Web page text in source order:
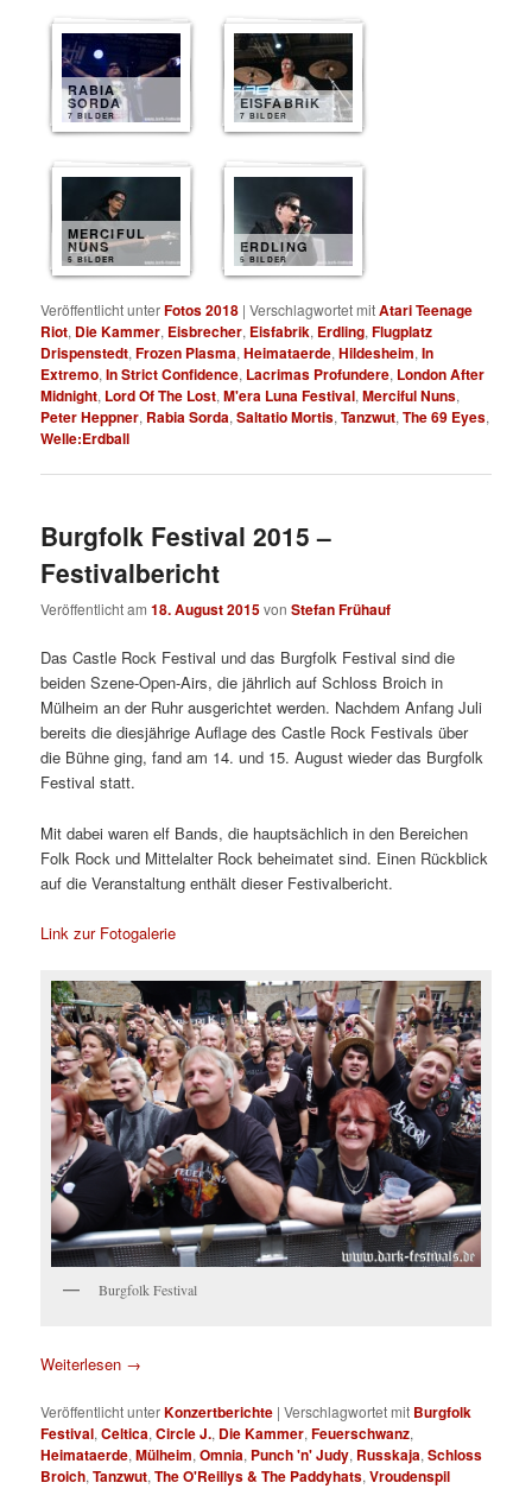
RABIA
SORDA
7 BILDER
EISFABRIK
7 BILDER
MERCIFUL
NUNS
5 BILDER
ERDLING
5 BILDER
Veröffentlicht unterFotos 2018 |Verschlagwortet mitAtari Teenage
Riot, Die Kammer, Eisbrecher, Eisfabrik, Erdling,Flugplatz
Drispenstedt,Frozen Plasma,Heimataerde,Hildesheim,In
Extremo,In Strict Confidence, Lacrimas Profundere, London After
Midnight, Lord Of The Lost,M'era Luna Festival,Merciful Nuns,
Peter Heppner, Rabia Sorda,Saltatio Mortis,Tanzwut,The 69 Eyes,
Welle:Erdball
Burgfolk Festival 2015 –
Festivalbericht
Veröffentlicht am18. August 2015vonStefan Frühauf
Das Castle Rock Festival und das Burgfolk Festival sind die
beiden Szene-Open-Airs, die jährlich auf Schloss Broich in
Mülheim an der Ruhr ausgerichtet werden. Nachdem Anfang Juli
bereits die diesjährige Auflage des Castle Rock Festivals über
die Bühne ging, fand am 14. und 15. August wieder das Burgfolk
Festival statt.
Mit dabei waren elf Bands, die hauptsächlich in den Bereichen
Folk Rock und Mittelalter Rock beheimatet sind. Einen Rückblick
auf die Veranstaltung enthält dieser Festivalbericht.
Link zur Fotogalerie
Burgfolk Festival
Weiterlesen →
Veröffentlicht unterKonzertberichte |Verschlagwortet mit Burgfolk
Festival,Celtica,Circle J., Die Kammer,Feuerschwanz,
Heimataerde,Mülheim,Omnia, Punch 'n' Judy, Russkaja,Schloss
Broich,Tanzwut,The O'Reillys & The Paddyhats,Vroudenspil